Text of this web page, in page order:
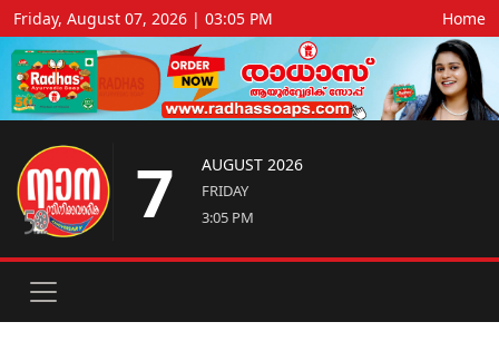
Friday, August 07, 2026 | 03:05 PM Home
7 AUGUST 2026
FRIDAY
3:05 PM